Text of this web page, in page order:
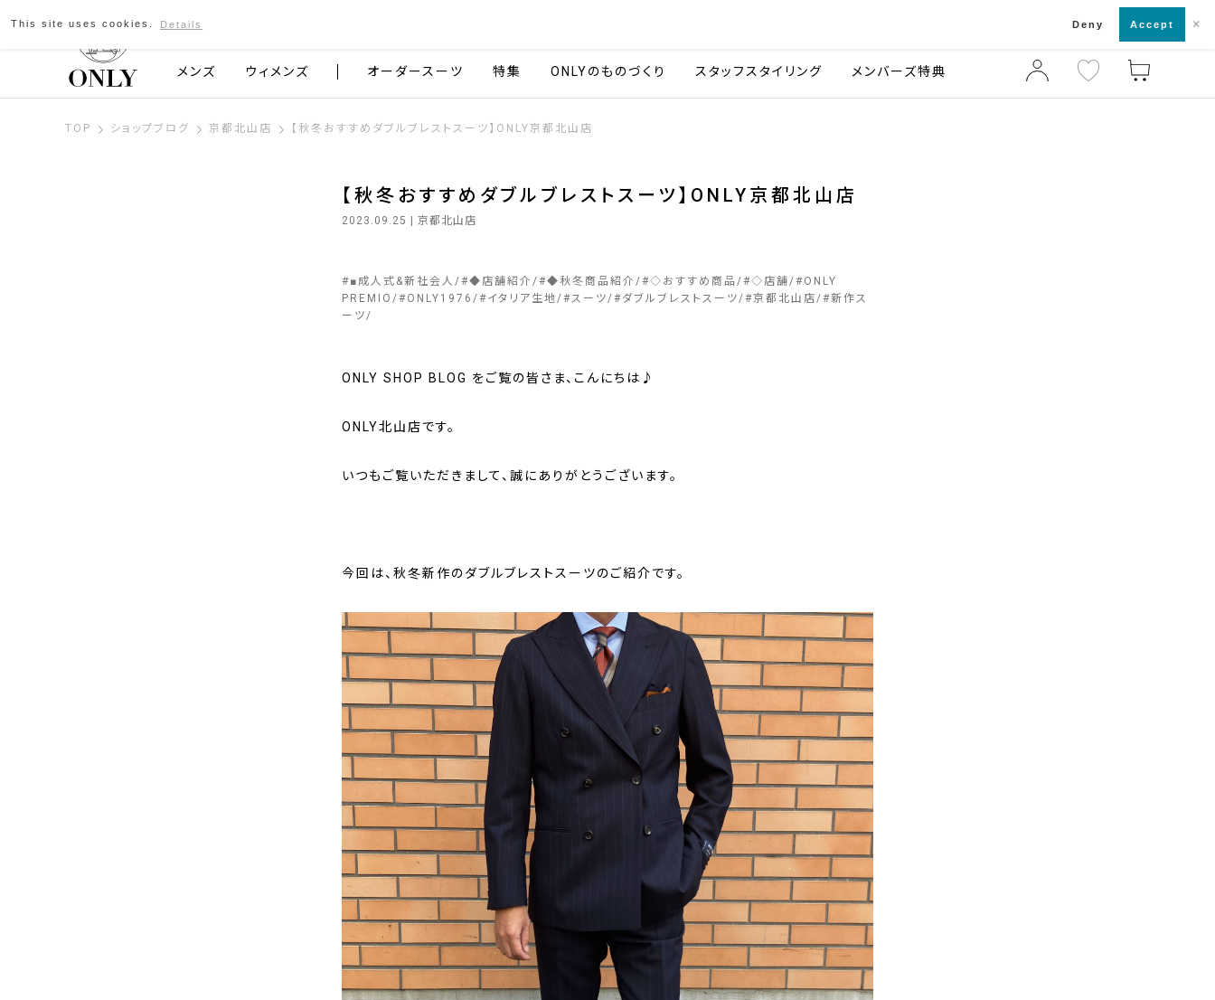
京都発のスーツブランド ONLY 店舗一覧・来店予約
メンズ ウィメンズ オーダースーツ 特集 ONLYのものづくり スタッフスタイリング メンバーズ特典
TOP ショップブログ 京都北山店 【秋冬おすすめダブルブレストスーツ】ONLY京都北山店
【秋冬おすすめダブルブレストスーツ】ONLY京都北山店
2023.09.25 | 京都北山店
#■成人式&新社会人 #◆店舗紹介 #◆秋冬商品紹介 #◇おすすめ商品 #◇店舗 #ONLY
PREMIO
#ONLY1976 #イタリア生地 #スーツ #ダブルブレストスーツ #京都北山店 #新作ス
ーツ
ONLY SHOP BLOG をご覧の皆さま、こんにちは♪
ONLY北山店です。
いつもご覧いただきまして、誠にありがとうございます。
今回は、秋冬新作のダブルブレストスーツのご紹介です。
This site uses cookies. Details Deny Accept ×